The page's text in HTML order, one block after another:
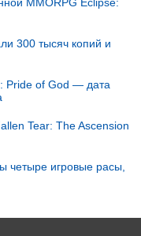
MMORPG Eclipse:
300 тысяч копий и
Pride of God — дата
Tear: The Ascension
четыре игровые расы,